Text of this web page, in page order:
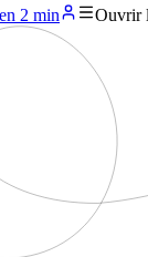
2 min Ouvrir